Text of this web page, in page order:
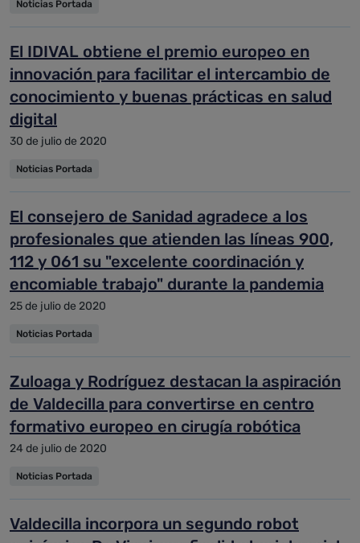
Noticias Portada
El IDIVAL obtiene el premio europeo en
innovación para facilitar el intercambio de
conocimiento y buenas prácticas en salud
digital
30 de julio de 2020
Noticias Portada
El consejero de Sanidad agradece a los
profesionales que atienden las líneas 900,
112 y 061 su "excelente coordinación y
encomiable trabajo" durante la pandemia
25 de julio de 2020
Noticias Portada
Zuloaga y Rodríguez destacan la aspiración
de Valdecilla para convertirse en centro
formativo europeo en cirugía robótica
24 de julio de 2020
Noticias Portada
Valdecilla incorpora un segundo robot